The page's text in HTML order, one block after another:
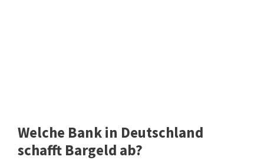
Welche Bank in Deutschland
schafft Bargeld ab?